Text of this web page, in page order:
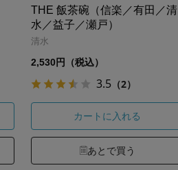
THE 飯茶碗（信楽／有田／清
水／益子／瀬戸）
清水
2,530円（税込）
3.5 （2）
カートに入れる
あとで買う